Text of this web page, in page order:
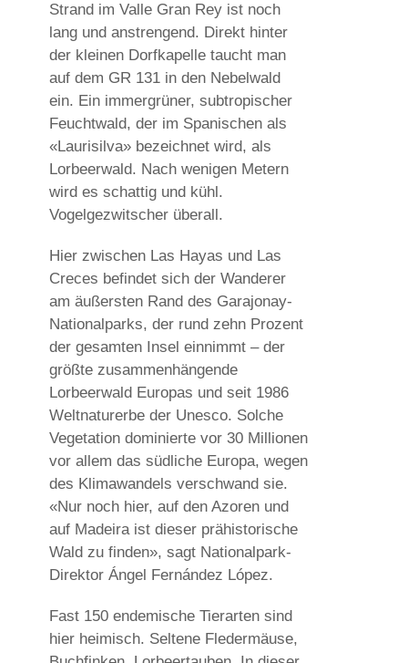
Strand im Valle Gran Rey ist noch
lang und anstrengend. Direkt hinter
der kleinen Dorfkapelle taucht man
auf dem GR 131 in den Nebelwald
ein. Ein immergrüner, subtropischer
Feuchtwald, der im Spanischen als
«Laurisilva» bezeichnet wird, als
Lorbeerwald. Nach wenigen Metern
wird es schattig und kühl.
Vogelgezwitscher überall.
Hier zwischen Las Hayas und Las
Creces befindet sich der Wanderer
am äußersten Rand des Garajonay-
Nationalparks, der rund zehn Prozent
der gesamten Insel einnimmt – der
größte zusammenhängende
Lorbeerwald Europas und seit 1986
Weltnaturerbe der Unesco. Solche
Vegetation dominierte vor 30 Millionen
vor allem das südliche Europa, wegen
des Klimawandels verschwand sie.
«Nur noch hier, auf den Azoren und
auf Madeira ist dieser prähistorische
Wald zu finden», sagt Nationalpark-
Direktor Ángel Fernández López.
Fast 150 endemische Tierarten sind
hier heimisch. Seltene Fledermäuse,